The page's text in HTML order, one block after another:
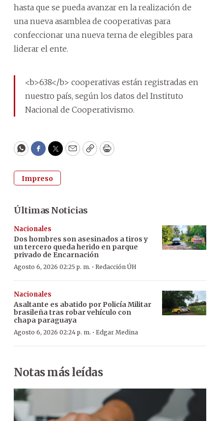
hasta que se pueda avanzar en la realización de
una nueva asamblea de cooperativas para
confeccionar una nueva terna de elegibles para
liderar el ente.
<b>638</b> cooperativas están registradas en
nuestro país, según los datos del Instituto
Nacional de Cooperativismo.
WhatsApp
Facebook
Twitter
EmailCopyPrint
Impreso
Últimas Noticias
Nacionales
Dos hombres son asesinados a tiros y
un tercero queda herido en parque
privado de Encarnación
Agosto 6, 2026 02:25 p. m. · Redacción ÚH
Nacionales
Asaltante es abatido por Policía Militar
brasileña tras robar vehículo con
chapa paraguaya
Agosto 6, 2026 02:24 p. m. · Edgar Medina
Notas más leídas